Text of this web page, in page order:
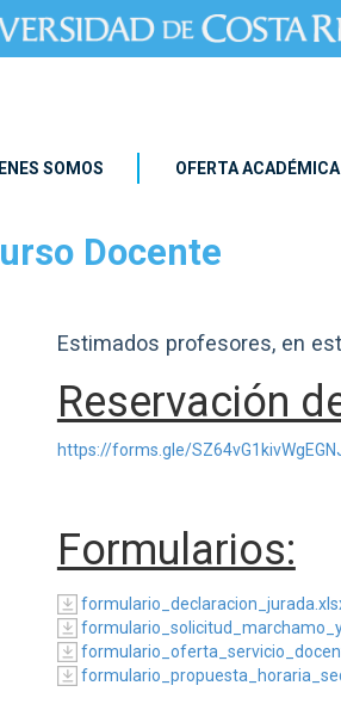
SOMOS OFERTA ACADÉMICA
Docente
Estimados profesores, en
Reservación
https://forms.gle/
Formularios: